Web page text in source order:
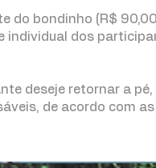
do bondinho (R$
individual dos
deseje retornar a
de acordo com